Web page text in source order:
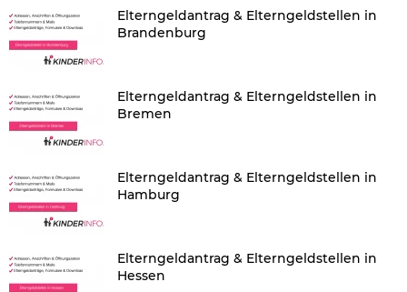
Elterngeldantrag & Elterngeldstellen in
Brandenburg
Elterngeldantrag & Elterngeldstellen in
Bremen
Elterngeldantrag & Elterngeldstellen in
Hamburg
Elterngeldantrag & Elterngeldstellen in
Hessen